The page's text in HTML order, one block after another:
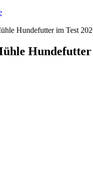
Hundefutter im Test
Hundefutter